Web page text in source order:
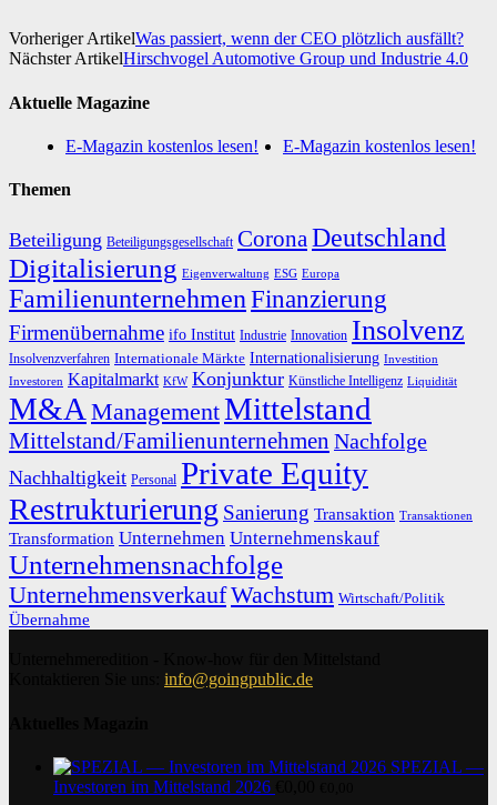
Vorheriger ArtikelWas passiert, wenn der CEO plötzlich ausfällt?
Nächster ArtikelHirschvogel Automotive Group und Industrie 4.0
Aktuelle Magazine
E-Magazin kostenlos lesen! E-Magazin kostenlos lesen!
Themen
Beteiligung Beteiligungsgesellschaft CoronaDeutschland
Digitalisierung Eigenverwaltung ESG Europa
FamilienunternehmenFinanzierung
Firmenübernahme ifo Institut Industrie Innovation Insolvenz
Insolvenzverfahren Internationale Märkte Internationalisierung Investition
Investoren Kapitalmarkt KfW Konjunktur Künstliche Intelligenz Liquidität
M&AManagementMittelstand
Mittelstand/Familienunternehmen Nachfolge
Nachhaltigkeit Personal Private Equity
Restrukturierung Sanierung Transaktion Transaktionen
Transformation Unternehmen Unternehmenskauf
Unternehmensnachfolge
UnternehmensverkaufWachstum Wirtschaft/Politik
Übernahme
info@goingpublic.de
SPEZIAL —
Investoren im Mittelstand 2026